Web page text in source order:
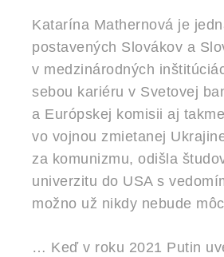
Katarína Mathernová je
postavených Slovákov a
v medzinárodných
sebou kariéru v Svetovej
a Európskej komisii aj
vo vojnou zmietanej
za komunizmu, odišla
univerzitu do USA s
možno už nikdy nebude
… Keď v roku 2021 Putin